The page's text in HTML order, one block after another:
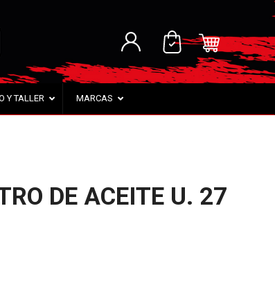
Y TALLER MARCAS
DE ACEITE U. 27